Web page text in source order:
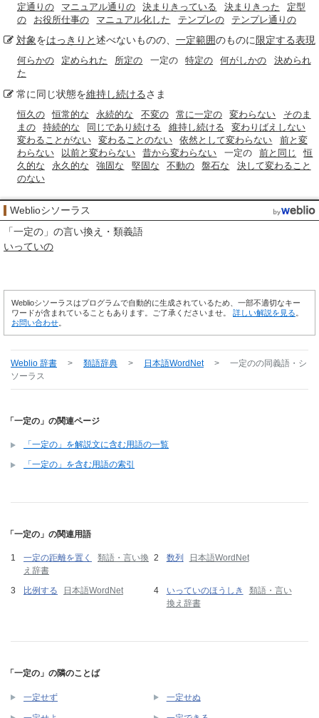
定通りの
マニュアル通りの 決まりきっている 決まりきった
定型
の
お役所仕事の マニュアル化した テンプレの テンプレ通りの
対象をはっきりと述べないものの、 一定範囲のものに 限定する表現
何らかの 定められた 所定の 一定の 特定の 何がしかの
決められ
た
常に同じ状態を維持し続けるさま
恒久の 恒常的な 永続的な 不変の 常に一定の 変わらない
そのま
まの
持続的な 同じであり続ける 維持し続ける
変わりばえしない
変わることがない
変わることのない 依然として変わらない
前と変
わらない
以前と変わらない 昔から変わらない 一定の 前と同じ
恒
久的な
永久的な 強固な 堅固な 不動の 盤石な
決して変わること
のない
Weblioシソーラス
「一定の 」の言い換え・類義語
いっていの
Weblioシソーラスはプログラムで自動的に生成されているため、一部不適切なキー
ワードが含まれていることもあります。ご了承くださいませ。 詳しい解説を見る
お問い合わせ
Weblio 辞書 > 類語辞典 > 日本語WordNet > 一定のの同義語・シ
ソーラス
「一定の」の関連ページ
「一定の」を解説文に含む用語の一覧
「一定の」を含む用語の索引
「一定の」の関連用語
一定の距離を置く
類語・言い換
え辞書
数列 日本語WordNet
比例する 日本語WordNet いっていのほうしき
類語・言い
換え辞書
「一定の」の隣のことば
一定せず 一定せぬ